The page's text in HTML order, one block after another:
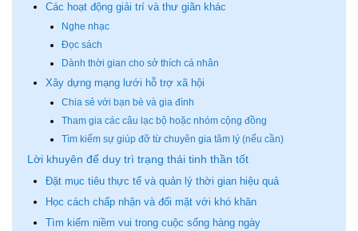
Các hoạt động giải trí và thư giãn khác
Nghe nhạc
Đọc sách
Dành thời gian cho sở thích cá nhân
Xây dựng mạng lưới hỗ trợ xã hội
Chia sẻ với bạn bè và gia đình
Tham gia các câu lạc bộ hoặc nhóm cộng đồng
Tìm kiếm sự giúp đỡ từ chuyên gia tâm lý (nếu cần)
Lời khuyên để duy trì trạng thái tinh thần tốt
Đặt mục tiêu thực tế và quản lý thời gian hiệu quả
Học cách chấp nhận và đối mặt với khó khăn
Tìm kiếm niềm vui trong cuộc sống hàng ngày